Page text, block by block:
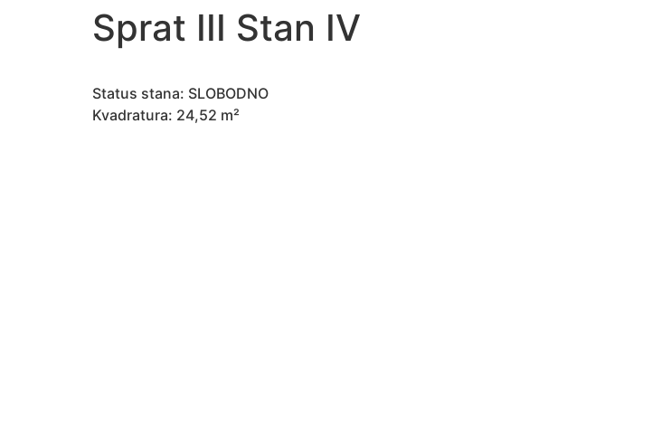
Sprat III Stan IV
Status stana: SLOBODNO
Kvadratura: 24,52 m²